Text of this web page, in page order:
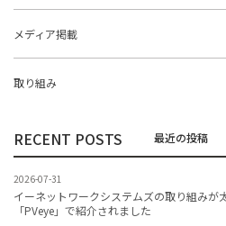
メディア掲載
取り組み
RECENT POSTS
2026-07-31
イーネットワークシステムズの取り組みが
「PVeye」で紹介されました